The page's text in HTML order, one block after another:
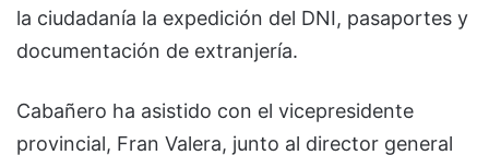
la ciudadanía la expedición del DNI, pasaportes y
documentación de extranjería.
Cabañero ha asistido con el vicepresidente
provincial, Fran Valera, junto al director general